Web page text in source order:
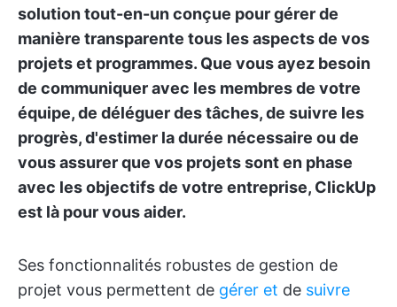
solution tout-en-un conçue pour gérer de
manière transparente tous les aspects de vos
projets et programmes. Que vous ayez besoin
de communiquer avec les membres de votre
équipe, de déléguer des tâches, de suivre les
progrès, d'estimer la durée nécessaire ou de
vous assurer que vos projets sont en phase
avec les objectifs de votre entreprise, ClickUp
est là pour vous aider.
Ses fonctionnalités robustes de gestion de
projet vous permettent de gérer et de suivre